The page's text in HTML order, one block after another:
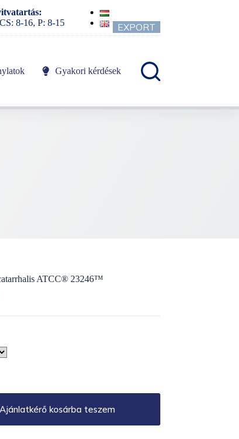
8-16, P: 8-15
EXPORT
Gyakori kérdések
ATCC® 23246™
Ajánlatkérő kosárba teszem